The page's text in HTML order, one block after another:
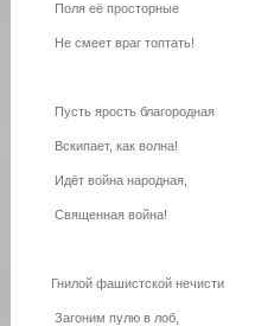
Поля её просторные
Не смеет враг топтать!
Пусть ярость благородная
Вскипает, как волна!
Идёт война народная,
Священная война!
Гнилой фашистской нечисти
Загоним пулю в лоб,